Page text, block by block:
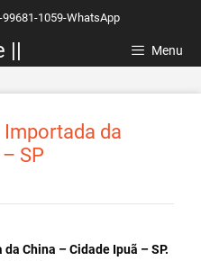
99681-1059-WhatsApp
|| Menu
da
SP
China – Cidade Ipuã – SP.